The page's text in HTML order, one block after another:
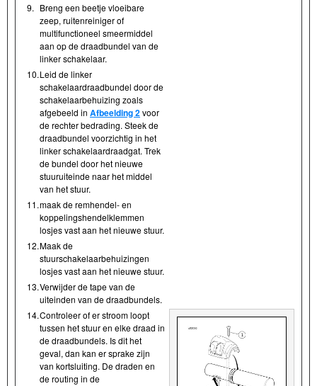
9. Breng een beetje vloeibare
zeep, ruitenreiniger of
multifunctioneel smeermiddel
aan op de draadbundel van de
linker schakelaar.
10.Leid de linker
schakelaardraadbundel door de
schakelaarbehuizing zoals
afgebeeld in Afbeelding 2voor
de rechter bedrading. Steek de
draadbundel voorzichtig in het
linker schakelaardraadgat. Trek
de bundel door het nieuwe
stuuruiteinde naar het middel
van het stuur.
11.maak de remhendel- en
koppelingshendelklemmen
losjes vast aan het nieuwe stuur.
12.Maak de
stuurschakelaarbehuizingen
losjes vast aan het nieuwe stuur.
13.Verwijder de tape van de
uiteinden van de draadbundels.
14.Controleer of er stroom loopt
tussen het stuur en elke draad in
de draadbundels. Is dit het
geval, dan kan er sprake zijn
van kortsluiting. De draden en
de routing in de